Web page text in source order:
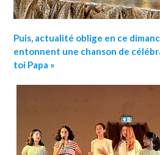
Puis, actualité oblige en ce
entonnent une chanson de
toi Papa »